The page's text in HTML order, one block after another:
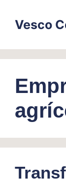
contentVesco